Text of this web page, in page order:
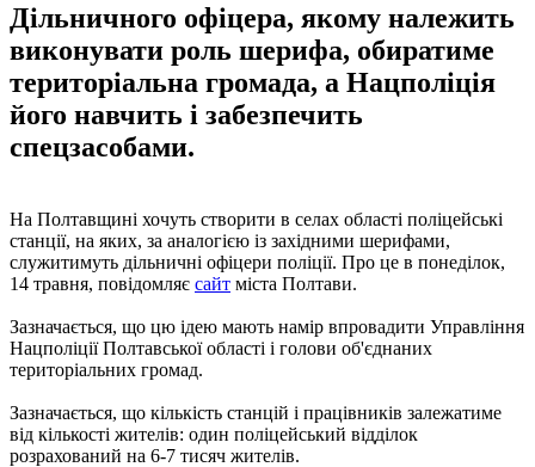
Дільничного офіцера, якому належить
виконувати роль шерифа, обиратиме
територіальна громада, а Нацполіція
його навчить і забезпечить
спецзасобами.
На Полтавщині хочуть створити в селах області поліцейські
станції, на яких, за аналогією із західними шерифами,
служитимуть дільничні офіцери поліції. Про це в понеділок,
14 травня, повідомляє сайт міста Полтави.
Зазначається, що цю ідею мають намір впровадити Управління
Нацполіції Полтавської області і голови об'єднаних
територіальних громад.
Зазначається, що кількість станцій і працівників залежатиме
від кількості жителів: один поліцейський відділок
розрахований на 6-7 тисяч жителів.